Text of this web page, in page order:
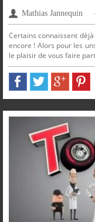
PLUS
SUR SUR SUR
Mathias Jannequin
Certains connaissent
encore ! Alors pour les
le plaisir de vous faire